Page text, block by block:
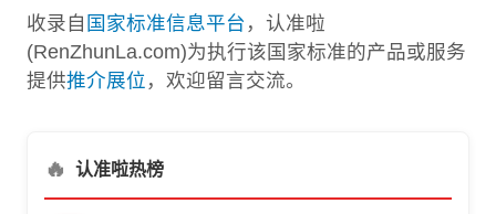
收录自 国家标准信息平台 ，认准啦
(RenZhunLa.com)为执行该国家标准的产品或服务
提供推介展位 ，欢迎留言交流。
🔥 认准啦热榜